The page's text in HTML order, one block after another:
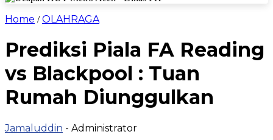
Home /OLAHRAGA
Prediksi Piala FA Reading
vs Blackpool : Tuan
Rumah Diunggulkan
Jamaluddin - Administrator